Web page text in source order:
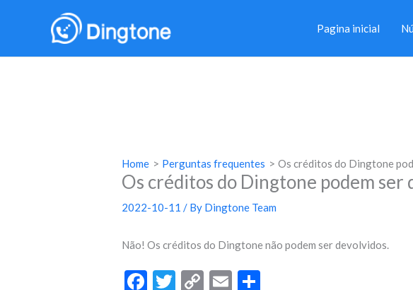
Pagina inicial
Home Perguntas frequentes Os créditos do Dingtone
Os créditos do Dingtone podem ser
2022-10-11/ By Dingtone Team
Não! Os créditos do Dingtone não podem ser devolvidos.
F
T
C
E